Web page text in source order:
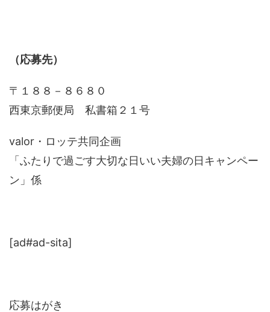
（応募先）
〒１８８－８６８０
西東京郵便局 私書箱２１号
valor・ロッテ共同企画
「ふたりで過ごす大切な日いい夫婦の日キャンペー
ン」係
[ad#ad-sita]
応募はがき